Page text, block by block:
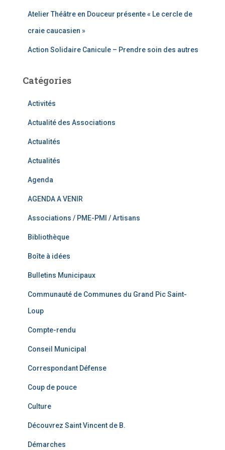
Atelier Théâtre en Douceur présente « Le cercle de
craie caucasien »
Action Solidaire Canicule – Prendre soin des autres
Catégories
Activités
Actualité des Associations
Actualités
Actualités
Agenda
AGENDA A VENIR
Associations / PME-PMI / Artisans
Bibliothèque
Boîte à idées
Bulletins Municipaux
Communauté de Communes du Grand Pic Saint-
Loup
Compte-rendu
Conseil Municipal
Correspondant Défense
Coup de pouce
Culture
Découvrez Saint Vincent de B.
Démarches